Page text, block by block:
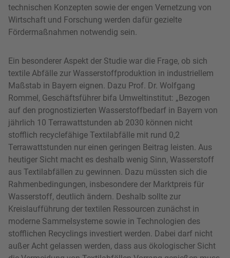
Wirtschaft und Forschung werden dafür gezielte
Fördermaßnahmen notwendig sein.
textile Abfälle zur Wasserstoffproduktion in industriellem
Maßstab in Bayern eignen. Dazu Prof. Dr. Wolfgang
Rommel, Geschäftsführer bifa Umweltinstitut: „Bezogen
auf den prognostizierten Wasserstoffbedarf in Bayern von
jährlich 10 Terrawattstunden ab 2030 können nicht
stofflich recyclefähige Textilabfälle mit rund 0,2
Terrawattstunden nur einen geringen Beitrag leisten. Aus
heutiger Sicht macht es deshalb wenig Sinn, Wasserstoff
aus Textilabfällen zu gewinnen. Dazu müssten sich die
Rahmenbedingungen, insbesondere der Marktpreis für
Wasserstoff, deutlich ändern. Deshalb sollte zur
Kreislaufführung der textilen Ressourcen zunächst in
moderne Sammelsysteme sowie in Technologien des
stofflichen Recyclings investiert werden. Dabei darf nicht
außer Acht gelassen werden, dass aus ökologischer Sicht
die Vermeidung von Textilabfällen Vorrang genießen muss.